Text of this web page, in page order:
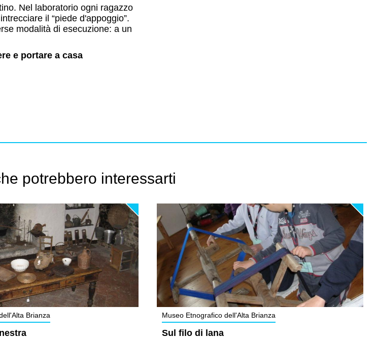
Nel laboratorio ogni ragazzo
il “piede d'appoggio”.
modalità di esecuzione: a un
e portare a casa
potrebbero interessarti
Brianza Museo Etnografico dell'Alta Brianza
Sul filo di lana